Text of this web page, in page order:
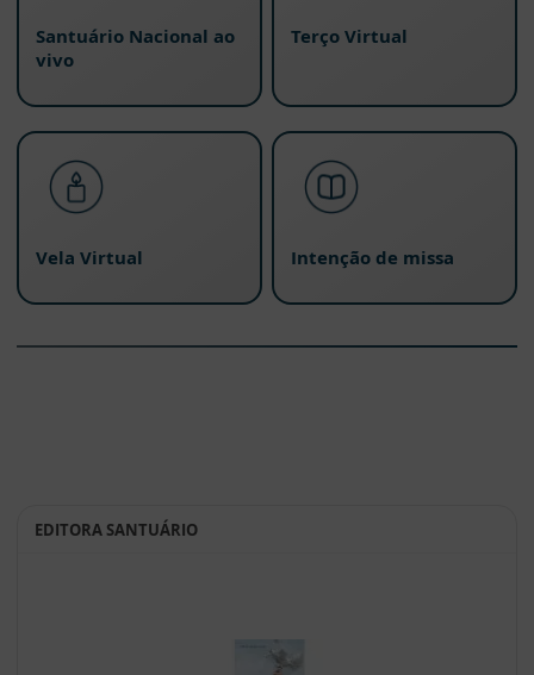
Santuário Nacional ao
vivo
Terço Virtual
Vela Virtual Intenção de missa
EDITORA SANTUÁRIO